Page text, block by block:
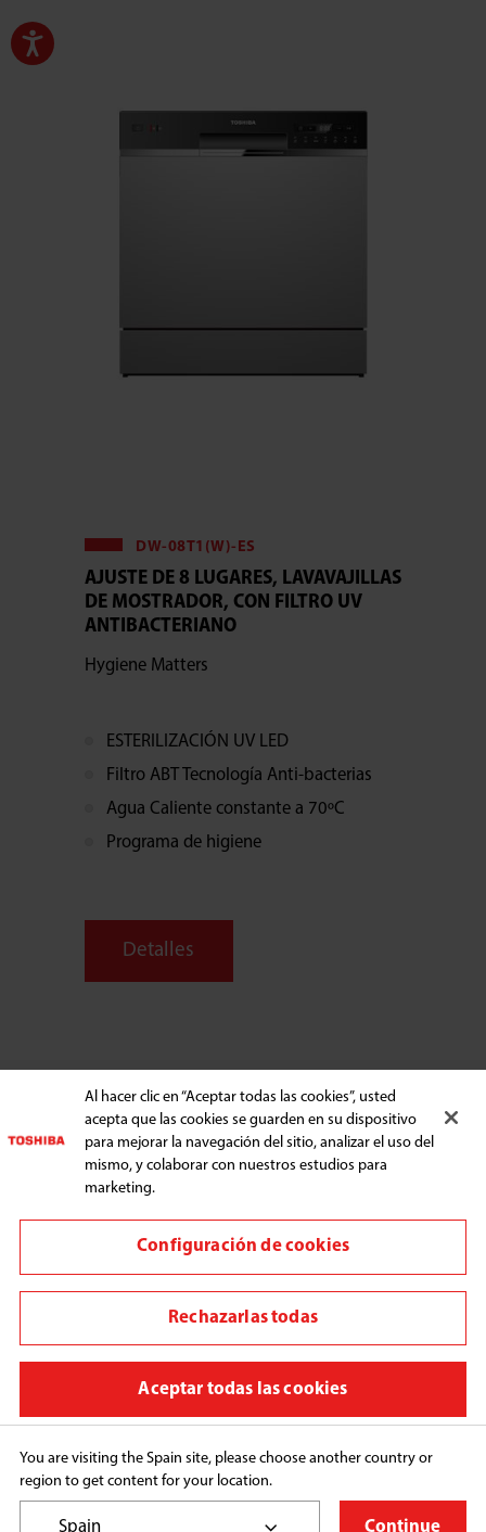
DW-08T1(W)-ES
AJUSTE DE 8 LUGARES, LAVAVAJILLAS
DE MOSTRADOR, CON FILTRO UV
ANTIBACTERIANO
Hygiene Matters
ESTERILIZACIÓN UV LED
Filtro ABT Tecnología Anti-bacterias
Agua Caliente constante a 70ºC
Programa de higiene
Detalles
ELECTRODOMÉSTICOS
Términos y Condiciones
Política de privacidad
Cookie Preferences
Copyright © 2026 Midea Electric España Sociedad
Limitada, All Rights Reserved.
You are visiting the Spain site, please choose another country or
region to get content for your location.
Spain Continue
Al hacer clic en “Aceptar todas las cookies”, usted
acepta que las cookies se guarden en su dispositivo
para mejorar la navegación del sitio, analizar el uso del
mismo, y colaborar con nuestros estudios para
marketing.
Configuración de cookies
Rechazarlas todas
Aceptar todas las cookies